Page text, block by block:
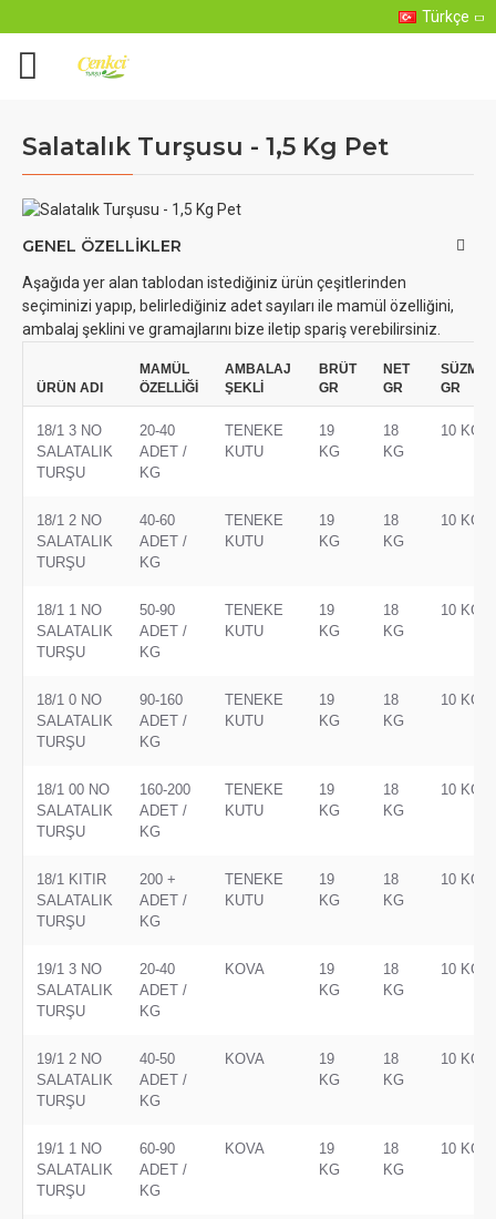
Türkçe
Salatalık Turşusu - 1,5 Kg Pet
GENEL ÖZELLIKLER
Aşağıda yer alan tablodan istediğiniz ürün çeşitlerinden
seçiminizi yapıp, belirlediğiniz adet sayıları ile mamül özelliğini,
ambalaj şeklini ve gramajlarını bize iletip spariş verebilirsiniz.
ÜRÜN ADI
MAMÜL
ÖZELLİĞİ
AMBALAJ
ŞEKLİ
BRÜT
GR
NET
GR
SÜZME
GR
18/1 3 NO
SALATALIK
TURŞU
20-40
ADET /
KG
TENEKE
KUTU
19
KG
18
KG
10 KG
18/1 2 NO
SALATALIK
TURŞU
40-60
ADET /
KG
TENEKE
KUTU
19
KG
18
KG
10 KG
18/1 1 NO
SALATALIK
TURŞU
50-90
ADET /
KG
TENEKE
KUTU
19
KG
18
KG
10 KG
18/1 0 NO
SALATALIK
TURŞU
90-160
ADET /
KG
TENEKE
KUTU
19
KG
18
KG
10 KG
18/1 00 NO
SALATALIK
TURŞU
160-200
ADET /
KG
TENEKE
KUTU
19
KG
18
KG
10 KG
18/1 KITIR
SALATALIK
TURŞU
200 +
ADET /
KG
TENEKE
KUTU
19
KG
18
KG
10 KG
19/1 3 NO
SALATALIK
TURŞU
20-40
ADET /
KG
KOVA
19
KG
18
KG
10 KG
19/1 2 NO
SALATALIK
TURŞU
40-50
ADET /
KG
KOVA
19
KG
18
KG
10 KG
19/1 1 NO
SALATALIK
TURŞU
60-90
ADET /
KG
KOVA
19
KG
18
KG
10 KG